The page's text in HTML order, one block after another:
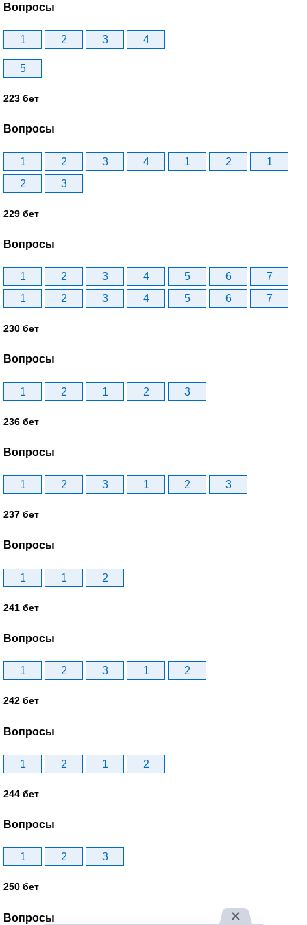
Вопросы
1 2 3 4
5
223 бет
Вопросы
1 2 3 4 1 2
1
2
3
229 бет
Вопросы
1 2 3 4 5 6
7
1
2 3 4 5 6 7
230 бет
Вопросы
1 2 1 2 3
236 бет
Вопросы
1 2 3 1 2 3
237 бет
Вопросы
1 1 2
241 бет
Вопросы
1 2 3 1 2
242 бет
Вопросы
1 2 1 2
244 бет
Вопросы
1 2 3
250 бет
Вопросы